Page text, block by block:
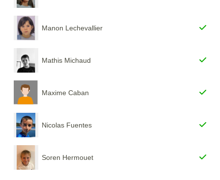
Manon Lechevallier
Mathis Michaud
Maxime Caban
Nicolas Fuentes
Soren Hermouet